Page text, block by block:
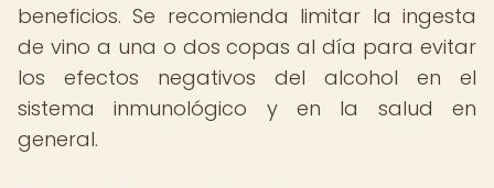
beneficios. Se recomienda limitar la ingesta
de vino a una o dos copas al día para evitar
los efectos negativos del alcohol en el
sistema inmunológico y en la salud en
general.